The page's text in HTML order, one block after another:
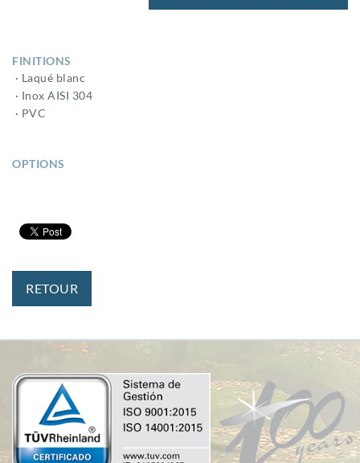
FINITIONS
· Laqué blanc
· Inox AISI 304
· PVC
OPTIONS
RETOUR